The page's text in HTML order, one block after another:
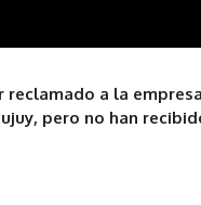
reclamado a la
pero no han